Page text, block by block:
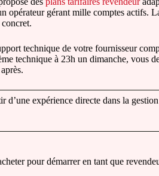
opérateur gérant mille comptes actifs.
technique de votre fournisseur
technique à 23h un dimanche, vous
d’une expérience directe dans la
pour démarrer en tant que